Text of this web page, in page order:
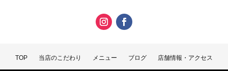
TOP 当店のこだわり メニュー ブログ 店舗情報・アクセス